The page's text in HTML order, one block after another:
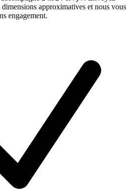
approximatives et nous vous
engagement.